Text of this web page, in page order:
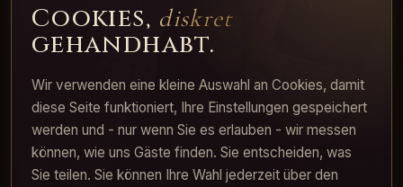
Cookies, diskret
gehandhabt.
Wir verwenden eine kleine Auswahl an Cookies, damit
diese Seite funktioniert, Ihre Einstellungen gespeichert
werden und - nur wenn Sie es erlauben - wir messen
können, wie uns Gäste finden. Sie entscheiden, was
Sie teilen. Sie können Ihre Wahl jederzeit über den